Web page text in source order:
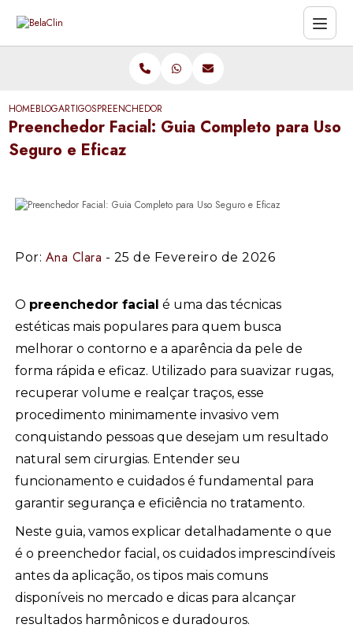
HOMEBLOGARTIGOSPREENCHEDOR FACIAL: GUIA COMPLETO PARA USO
Preenchedor Facial: Guia Completo para Uso
Seguro e Eficaz
Por: Ana Clara - 25 de Fevereiro de 2026
O preenchedor facial é uma das técnicas
estéticas mais populares para quem busca
melhorar o contorno e a aparência da pele de
forma rápida e eficaz. Utilizado para suavizar rugas,
recuperar volume e realçar traços, esse
procedimento minimamente invasivo vem
conquistando pessoas que desejam um resultado
natural sem cirurgias. Entender seu
funcionamento e cuidados é fundamental para
garantir segurança e eficiência no tratamento.
Neste guia, vamos explicar detalhadamente o que
é o preenchedor facial, os cuidados imprescindíveis
antes da aplicação, os tipos mais comuns
disponíveis no mercado e dicas para alcançar
resultados harmônicos e duradouros.